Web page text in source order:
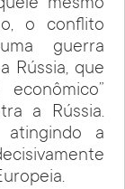
mesmo
o conflito
guerra
Rússia, que
a Rússia.
atingindo a